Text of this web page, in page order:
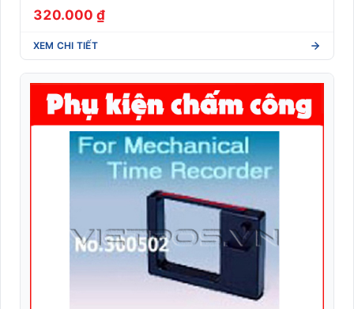
320.000 ₫
XEM CHI TIẾT